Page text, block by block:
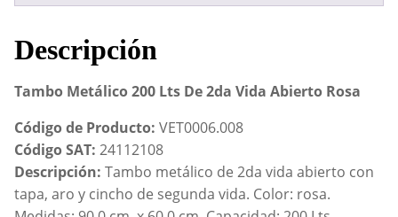
Descripción
Tambo Metálico 200 Lts De 2da Vida Abierto Rosa
Código de Producto: VET0006.008
Código SAT: 24112108
Descripción: Tambo metálico de 2da vida abierto con
tapa, aro y cincho de segunda vida. Color: rosa.